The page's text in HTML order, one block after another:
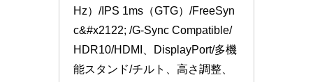
Hz）/IPS 1ms（GTG）/FreeSyn
c&#x2122; /G-Sync Compatible/
HDR10/HDMI、DisplayPort/多機
能スタンド/チルト、高さ調整、